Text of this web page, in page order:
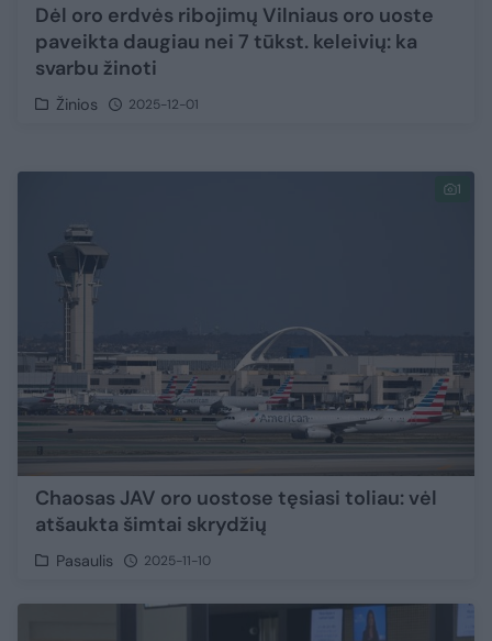
Dėl oro erdvės ribojimų Vilniaus oro uoste
paveikta daugiau nei 7 tūkst. keleivių: ka
svarbu žinoti
Žinios 2025-12-01
1
Chaosas JAV oro uostose tęsiasi toliau: vėl
atšaukta šimtai skrydžių
Pasaulis 2025-11-10